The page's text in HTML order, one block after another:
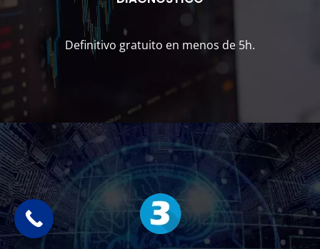
Definitivo gratuito en menos de 5h.